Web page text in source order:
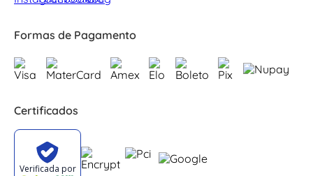
Formas de Pagamento
Certificados